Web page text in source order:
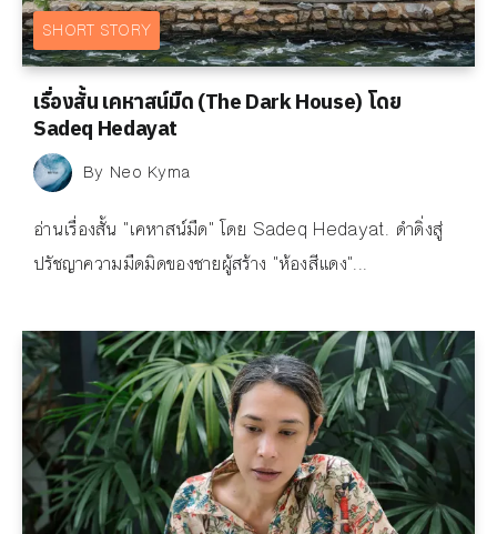
SHORT STORY
เรื่องสั้น เคหาสน์มืด (The Dark House) โดย
Sadeq Hedayat
By Neo Kyma
อ่านเรื่องสั้น "เคหาสน์มืด" โดย Sadeq Hedayat. ดำดิ่งสู่
ปรัชญาความมืดมิดของชายผู้สร้าง "ห้องสีแดง"...